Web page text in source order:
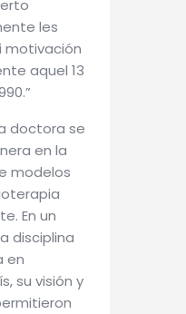
les
motivación
aquel 13
doctora se
en la
modelos
En un
disciplina
en
su visión y